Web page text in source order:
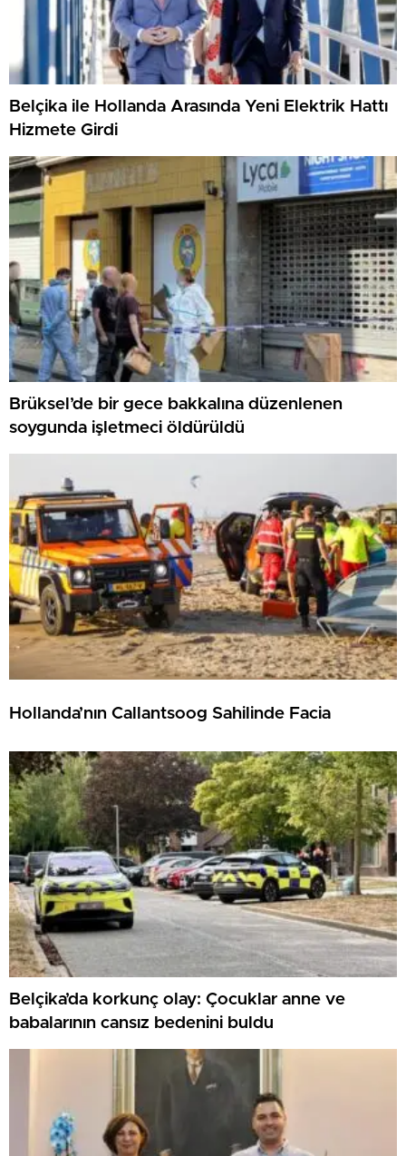
Belçika ile Hollanda Arasında Yeni Elektrik Hattı
Hizmete Girdi
Brüksel’de bir gece bakkalına düzenlenen
soygunda işletmeci öldürüldü
Hollanda’nın Callantsoog Sahilinde Facia
Belçika’da korkunç olay: Çocuklar anne ve
babalarının cansız bedenini buldu